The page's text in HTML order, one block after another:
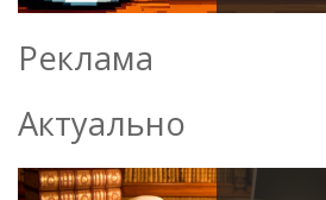
Реклама
Актуально